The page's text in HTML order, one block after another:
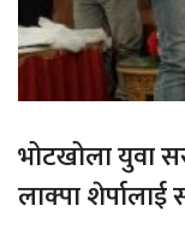
भोटखोला युवा
लाक्पा शेर्पालाई